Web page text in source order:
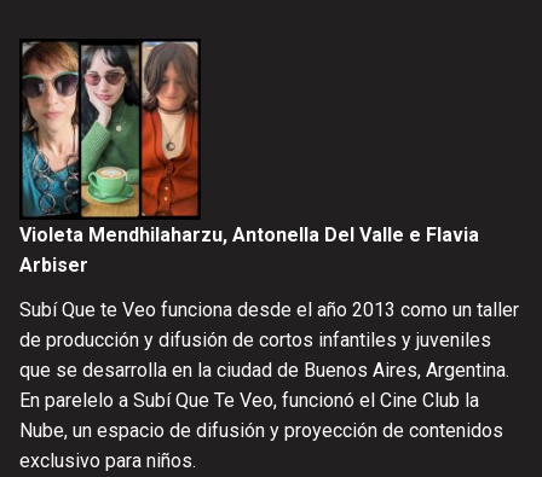
Violeta Mendhilaharzu, Antonella Del Valle e Flavia
Arbiser
Subí Que te Veo funciona desde el año 2013 como un taller
de producción y difusión de cortos infantiles y juveniles
que se desarrolla en la ciudad de Buenos Aires, Argentina.
En parelelo a Subí Que Te Veo, funcionó el Cine Club la
Nube, un espacio de difusión y proyección de contenidos
exclusivo para niños.